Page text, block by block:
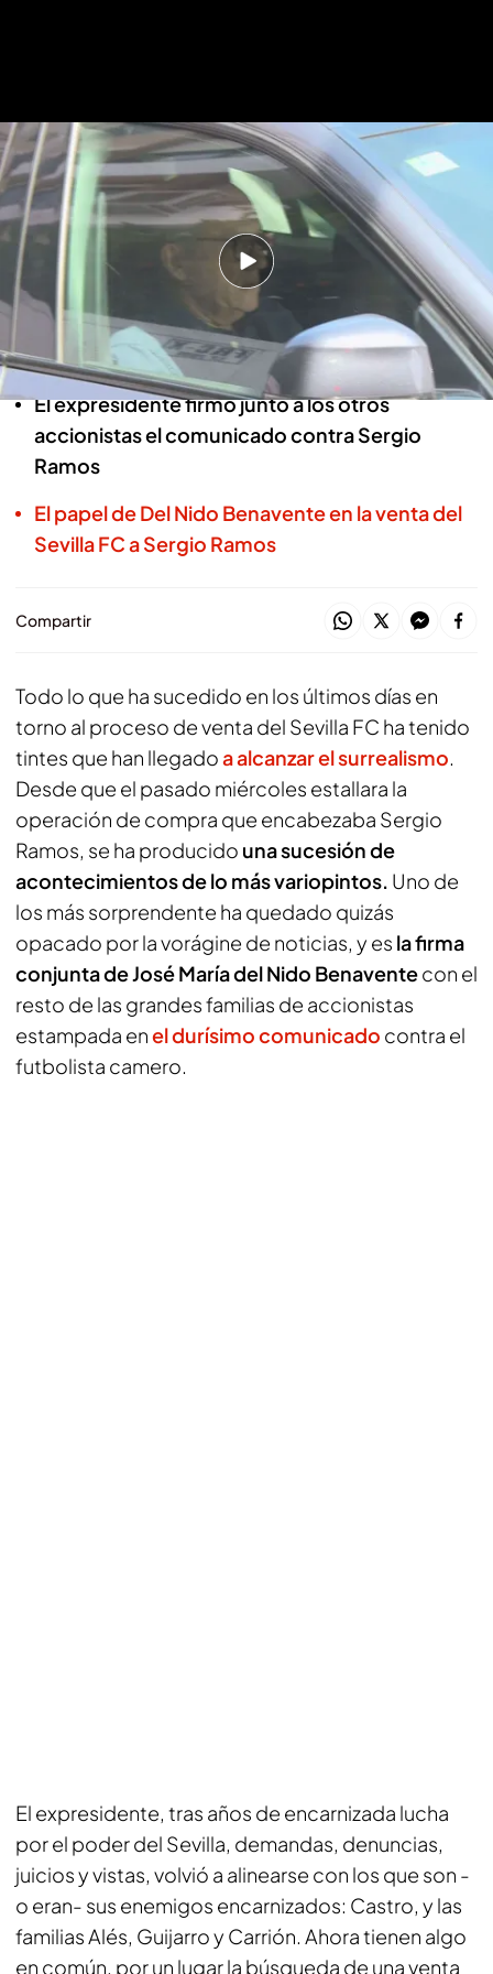
El nuevo rol de Del Nido Benavente
tras volver a alinearse con sus
enemigos más íntimos
Del Nido Benavente, junto a su despacho profesional. ElDesmarque
Basilio García
Sevilla, 02 JUN 2026 - 17:53h.
El expresidente firmó junto a los otros
accionistas el comunicado contra Sergio
Ramos
El papel de Del Nido Benavente en la venta del
Sevilla FC a Sergio Ramos
Compartir
Todo lo que ha sucedido en los últimos días en
torno al proceso de venta del Sevilla FC ha tenido
tintes que han llegadoa alcanzar el surrealismo.
Desde que el pasado miércoles estallara la
operación de compra que encabezaba Sergio
Ramos, se ha producido una sucesión de
acontecimientos de lo más variopintos. Uno de
los más sorprendente ha quedado quizás
opacado por la vorágine de noticias, y es la firma
conjunta de José María del Nido Benaventecon el
resto de las grandes familias de accionistas
estampada enel durísimo comunicado contra el
futbolista camero.
El expresidente, tras años de encarnizada lucha
por el poder del Sevilla, demandas, denuncias,
juicios y vistas, volvió a alinearse con los que son -
o eran- sus enemigos encarnizados: Castro, y las
familias Alés, Guijarro y Carrión. Ahora tienen algo
en común, por un lugar la búsqueda de una venta